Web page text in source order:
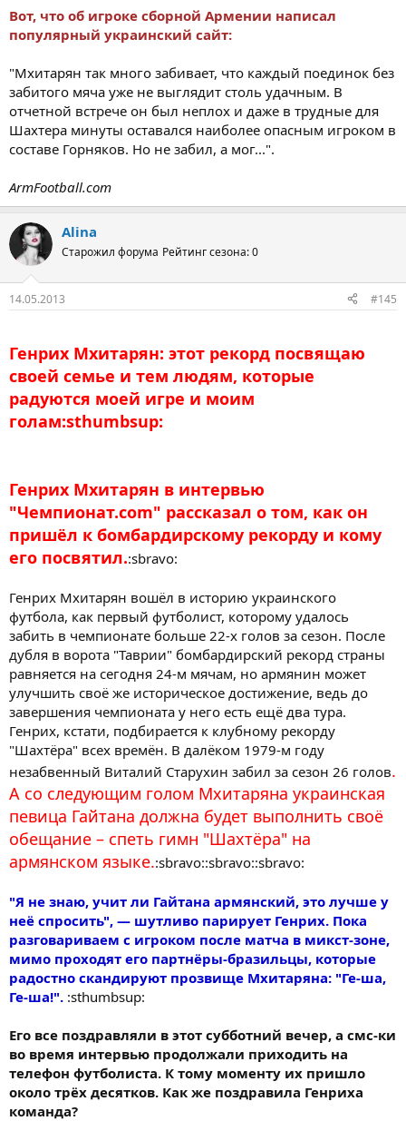
Вот, что об игроке сборной Армении написал
популярный украинский сайт:
"Мхитарян так много забивает, что каждый поединок без
забитого мяча уже не выглядит столь удачным. В
отчетной встрече он был неплох и даже в трудные для
Шахтера минуты оставался наиболее опасным игроком в
составе Горняков. Но не забил, а мог...".
ArmFootball.com
Alina
Старожил форума Рейтинг сезона: 0
14.05.2013 #145
Генрих Мхитарян: этот рекорд посвящаю
своей семье и тем людям, которые
радуются моей игре и моим
голам:sthumbsup:
Генрих Мхитарян в интервью
"Чемпионат.com" рассказал о том, как он
пришёл к бомбардирскому рекорду и кому
его посвятил.:sbravo:
Генрих Мхитарян вошёл в историю украинского
футбола, как первый футболист, которому удалось
забить в чемпионате больше 22-х голов за сезон. После
дубля в ворота "Таврии" бомбардирский рекорд страны
равняется на сегодня 24-м мячам, но армянин может
улучшить своё же историческое достижение, ведь до
завершения чемпионата у него есть ещё два тура.
Генрих, кстати, подбирается к клубному рекорду
"Шахтёра" всех времён. В далёком 1979-м году
незабвенный Виталий Старухин забил за сезон 26 голов.
А со следующим голом Мхитаряна украинская
певица Гайтана должна будет выполнить своё
обещание – спеть гимн "Шахтёра" на
армянском языке.:sbravo::sbravo::sbravo:
"Я не знаю, учит ли Гайтана армянский, это лучше у
неё спросить", — шутливо парирует Генрих. Пока
разговариваем с игроком после матча в микст-зоне,
мимо проходят его партнёры-бразильцы, которые
радостно скандируют прозвище Мхитаряна: "Ге-ша,
Ге-ша!". :sthumbsup:
Его все поздравляли в этот субботний вечер, а смс-ки
во время интервью продолжали приходить на
телефон футболиста. К тому моменту их пришло
около трёх десятков. Как же поздравила Генриха
команда?